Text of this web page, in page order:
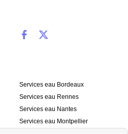
Services eau Bordeaux
Services eau Rennes
Services eau Nantes
Services eau Montpellier